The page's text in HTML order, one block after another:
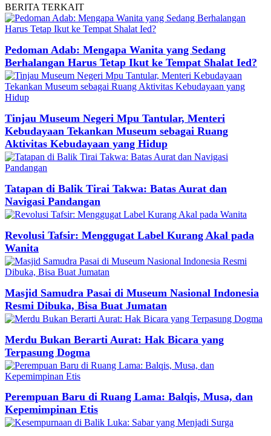
BERITA TERKAIT
Pedoman Adab: Mengapa Wanita yang Sedang
Berhalangan Harus Tetap Ikut ke Tempat Shalat Ied?
Tinjau Museum Negeri Mpu Tantular, Menteri
Kebudayaan Tekankan Museum sebagai Ruang
Aktivitas Kebudayaan yang Hidup
Tatapan di Balik Tirai Takwa: Batas Aurat dan
Navigasi Pandangan
Revolusi Tafsir: Menggugat Label Kurang Akal pada
Wanita
Masjid Samudra Pasai di Museum Nasional Indonesia
Resmi Dibuka, Bisa Buat Jumatan
Merdu Bukan Berarti Aurat: Hak Bicara yang
Terpasung Dogma
Perempuan Baru di Ruang Lama: Balqis, Musa, dan
Kepemimpinan Etis